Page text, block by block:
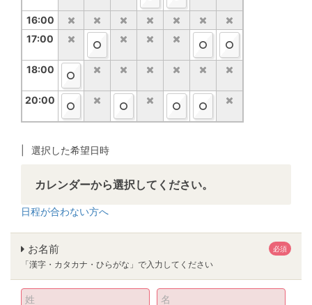
16:00
17:00
18:00
20:00
16:00
20:00
選択した希望日時
カレンダーから選択してください。
日程が合わない方へ
必須
お名前
「漢字・カタカナ・ひらがな」で入力してください